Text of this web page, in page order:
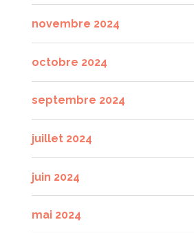
novembre 2024
octobre 2024
septembre 2024
juillet 2024
juin 2024
mai 2024